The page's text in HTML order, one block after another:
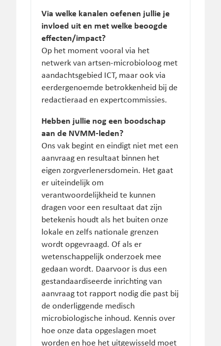
Via welke kanalen oefenen jullie je
invloed uit en met welke beoogde
effecten/impact?
Op het moment vooral via het
netwerk van artsen-microbioloog met
aandachtsgebied ICT, maar ook via
eerdergenoemde betrokkenheid bij de
redactieraad en expertcommissies.
Hebben jullie nog een boodschap
aan de NVMM-leden?
Ons vak begint en eindigt niet met een
aanvraag en resultaat binnen het
eigen zorgverlenersdomein. Het gaat
er uiteindelijk om
verantwoordelijkheid te kunnen
dragen voor een resultaat dat zijn
betekenis houdt als het buiten onze
lokale en zelfs nationale grenzen
wordt opgevraagd. Of als er
wetenschappelijk onderzoek mee
gedaan wordt. Daarvoor is dus een
gestandaardiseerde inrichting van
aanvraag tot rapport nodig die past bij
de onderliggende medisch
microbiologische inhoud. Kennis over
hoe onze data opgeslagen moet
worden en hoe het uitgewisseld moet